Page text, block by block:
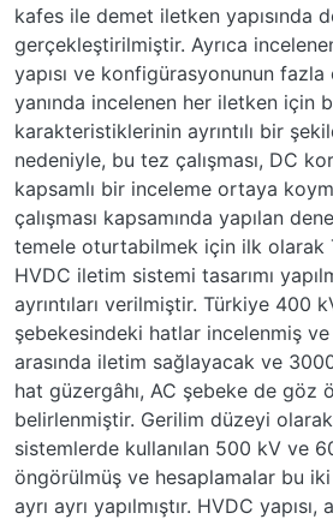
kafes ile demet iletken yapısında
gerçekleştirilmiştir. Ayrıca
yapısı ve konfigürasyonunun fazla
yanında incelenen her iletken için
karakteristiklerinin ayrıntılı bir
nedeniyle, bu tez çalışması, DC
kapsamlı bir inceleme ortaya
çalışması kapsamında yapılan
temele oturtabilmek için ilk olarak
HVDC iletim sistemi tasarımı
ayrıntıları verilmiştir. Türkiye 400
şebekesindeki hatlar incelenmiş ve
arasında iletim sağlayacak ve
hat güzergâhı, AC şebeke de göz
belirlenmiştir. Gerilim düzeyi
sistemlerde kullanılan 500 kV ve
öngörülmüş ve hesaplamalar bu
ayrı ayrı yapılmıştır. HVDC